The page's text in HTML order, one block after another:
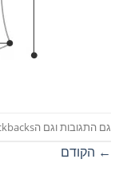
גם התגובות וגם הtrackbacks סגורים כרגע.
← הקודם